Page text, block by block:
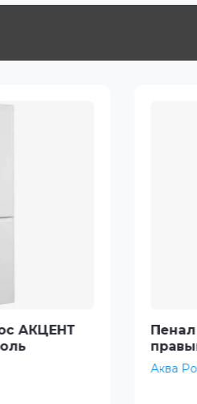
АКЦЕНТ
Аква